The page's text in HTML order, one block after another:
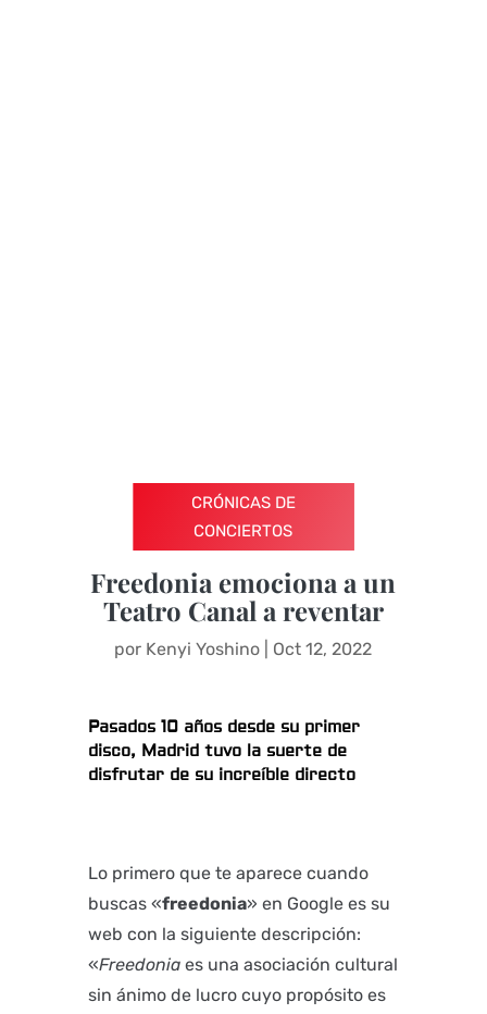
CRÓNICAS DE
CONCIERTOS
Freedonia emociona a un
Teatro Canal a reventar
por Kenyi Yoshino Oct 12, 2022
Pasados 10 años desde su primer
disco, Madrid tuvo la suerte de
disfrutar de su increíble directo
Lo primero que te aparece cuando
buscas «freedonia» en Google es su
web con la siguiente descripción:
«Freedoniaes una asociación cultural
sin ánimo de lucro cuyo propósito es